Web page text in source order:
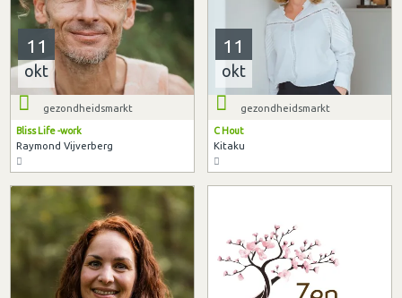
11
okt
gezondheidsmarkt
Bliss Life -work
Raymond Vijverberg
11
okt
gezondheidsmarkt
C Hout
Kitaku